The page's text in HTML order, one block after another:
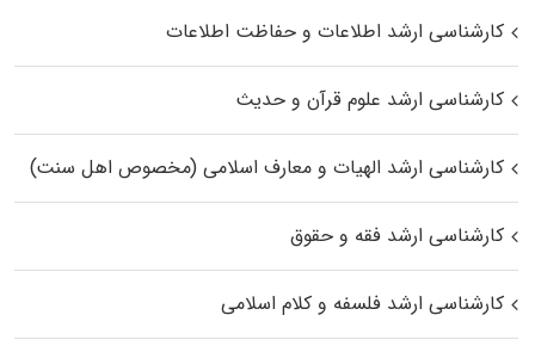
کارشناسی ارشد اطلاعات و حفاظت اطلاعات
کارشناسی ارشد علوم قرآن و حدیث
کارشناسی ارشد الهیات و معارف اسلامی (مخصوص اهل سنت)
کارشناسی ارشد فقه و حقوق
کارشناسی ارشد فلسفه و کلام اسلامی